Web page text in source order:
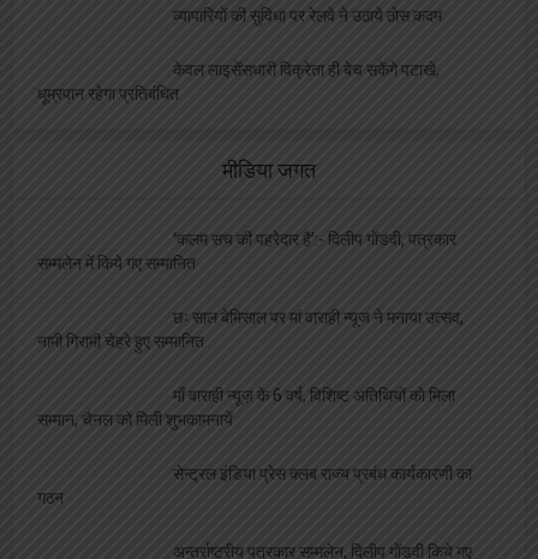
व्यापारियों की सुविधा पर रेलवे ने उठाये ठोस कदम
केवल लाइसेंसधारी विक्रेता ही बेच सकेंगे पटाखे,
धूम्रपान रहेगा प्रतिबंधित
मीडिया जगत
‘कलम सच की पहरेदार है’:- दिलीप गोंडवी, पत्रकार
सम्मलेन में किये गए सम्मानित
छः साल बेमिसाल पर मां वाराही न्यूज ने मनाया उत्सव,
नामी गिरामी चेहरे हुए सम्मानित
माँ वाराही न्यूज़ के 6 वर्ष, विशिष्ट अतिथियों को मिला
सम्मान, चैनल को मिली शुभकामनायें
सेन्ट्रल इंडिया प्रेस क्लब राज्य प्रबंध कार्यकारणी का
गठन